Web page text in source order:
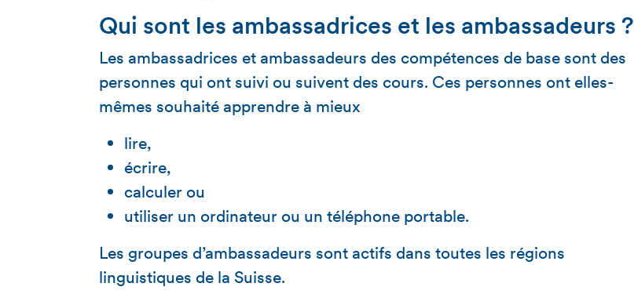
Qui sont les ambassadrices et les ambassadeurs ?
Les ambassadrices et ambassadeurs des compétences de base sont des
personnes qui ont suivi ou suivent des cours. Ces personnes ont elles-
mêmes souhaité apprendre à mieux
lire,
écrire,
calculer ou
utiliser un ordinateur ou un téléphone portable.
Les groupes d’ambassadeurs sont actifs dans toutes les régions
linguistiques de la Suisse.